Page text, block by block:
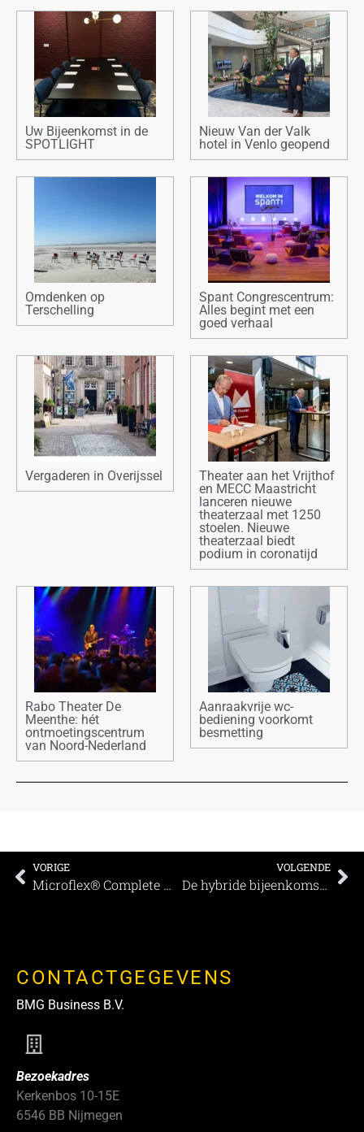
Uw Bijeenkomst in de
SPOTLIGHT
Nieuw Van der Valk
hotel in Venlo geopend
Omdenken op
Terschelling
Spant Congrescentrum:
Alles begint met een
goed verhaal
Vergaderen in Overijssel
Theater aan het Vrijthof
en MECC Maastricht
lanceren nieuwe
theaterzaal met 1250
stoelen. Nieuwe
theaterzaal biedt
podium in coronatijd
Rabo Theater De
Meenthe: hét
ontmoetingscentrum
van Noord-Nederland
Aanraakvrije wc-
bediening voorkomt
besmetting
VORIGE
Microflex® Complete Wireless voor de regio Bad Kissingen
VOLGENDE
De hybride bijeenkomst – Verantwoord fysiek samenkomen gecombineerd met online deelnemen
CONTACTGEGEVENS
BMG Business B.V.
Bezoekadres
Kerkenbos 10-15E
6546 BB Nijmegen